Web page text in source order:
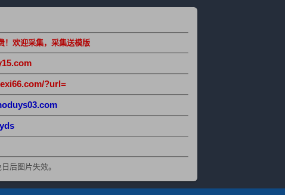
！欢迎采集，采集送模版
?url=
后图片失效。